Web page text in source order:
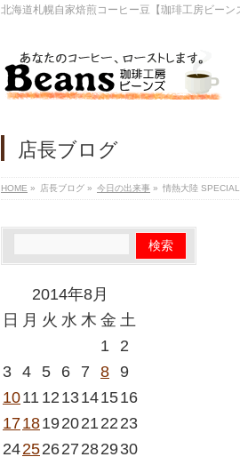
北海道札幌自家焙煎コーヒー豆【珈琲工房ビー
店長ブログ
HOME » 店長ブログ » 今日の出来事 » 情熱大陸
2014年8月
日 月 火 水 木 金 土
1
2
3 4 5 6 7 8 9
1011 12 13141516
171819202122 23
24252627 282930